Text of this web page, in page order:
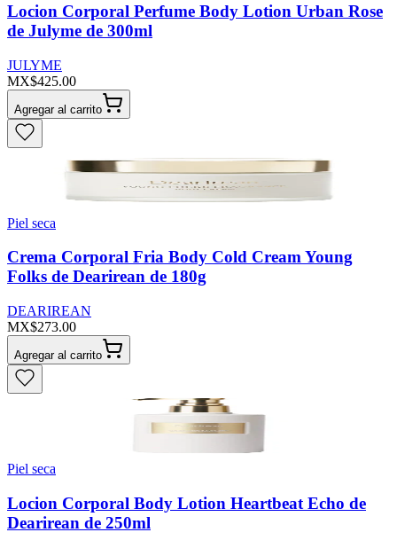
Locion Corporal Perfume Body Lotion Urban Rose
de Julyme de 300ml
JULYME
MX$425.00
Agregar al carrito
Piel seca
Crema Corporal Fria Body Cold Cream Young
Folks de Dearirean de 180g
DEARIREAN
MX$273.00
Agregar al carrito
Piel seca
Locion Corporal Body Lotion Heartbeat Echo de
Dearirean de 250ml